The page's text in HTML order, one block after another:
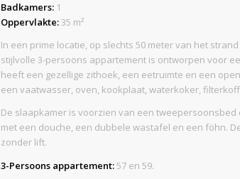
Badkamers: 1
Oppervlakte:35 m²
In een prime locatie, op slechts 50 meter van het
stijlvolle 3-persoons appartement is ontworpen voor
heeft een gezellige zithoek, een eetruimte en een
een vaatwasser, oven, kookplaat, waterkoker,
De slaapkamer is voorzien van een
met een douche, een dubbele wastafel en een föhn.
zonder lift.
3-Persoons appartement:57 en 59.